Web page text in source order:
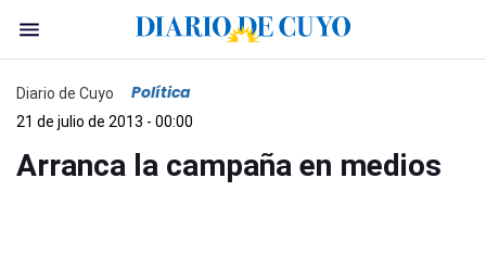
Diario de Cuyo Política
21 de julio de 2013 - 00:00
Arranca la campaña en medios